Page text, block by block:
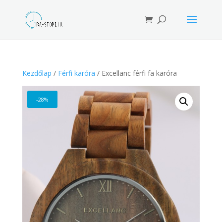
search
Kezdőlap / Férfi karóra / Excellanc férfi fa karóra
-28%